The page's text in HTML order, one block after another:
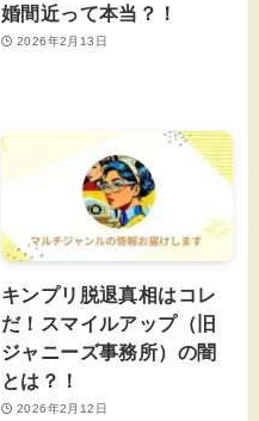
婚間近って本当？！
2026年2月13日
キンプリ脱退真相はコレ
だ！スマイルアップ（旧
ジャニーズ事務所）の闇
とは？！
2026年2月12日